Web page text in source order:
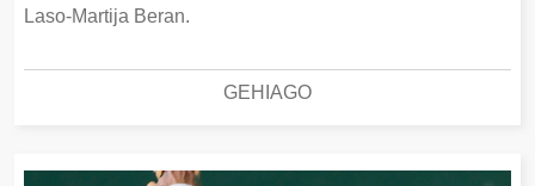
Laso-Martija Beran.
GEHIAGO